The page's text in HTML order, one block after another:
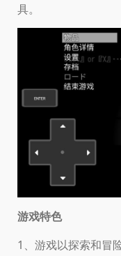
具。
游戏特色
1、游戏以探索和冒